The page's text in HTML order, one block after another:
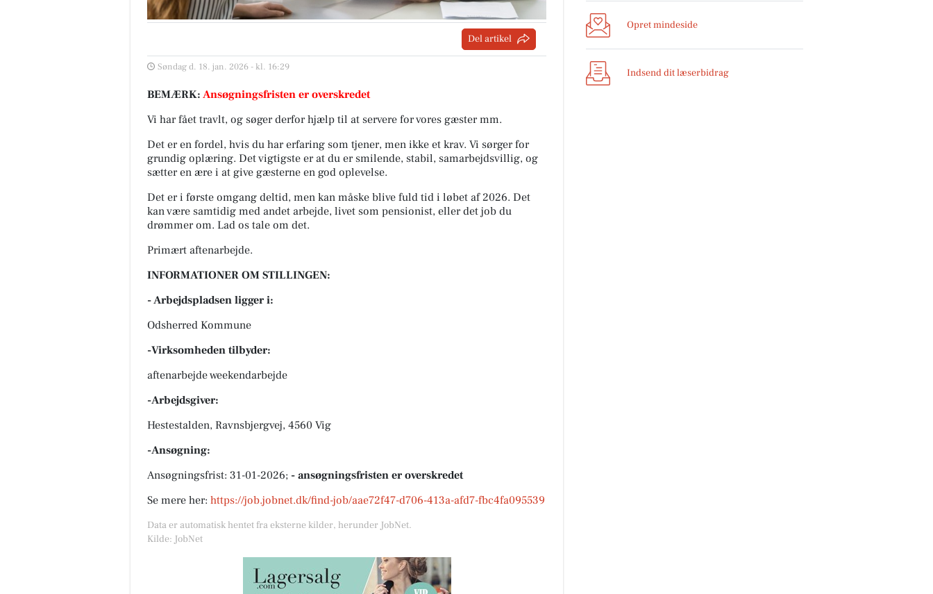
Del artikel
Søndag d. 18. jan. 2026 - kl. 16:29
BEMÆRK: Ansøgningsfristen er overskredet
Vi har fået travlt, og søger derfor hjælp til at servere for vores gæster mm.
Det er en fordel, hvis du har erfaring som tjener, men ikke et krav. Vi sørger for
grundig oplæring. Det vigtigste er at du er smilende, stabil, samarbejdsvillig, og
sætter en ære i at give gæsterne en god oplevelse.
Det er i første omgang deltid, men kan måske blive fuld tid i løbet af 2026. Det
kan være samtidig med andet arbejde, livet som pensionist, eller det job du
drømmer om. Lad os tale om det.
Primært aftenarbejde.
INFORMATIONER OM STILLINGEN:
- Arbejdspladsen ligger i:
Odsherred Kommune
-Virksomheden tilbyder:
aftenarbejde weekendarbejde
-Arbejdsgiver:
Hestestalden, Ravnsbjergvej, 4560 Vig
-Ansøgning:
Ansøgningsfrist: 31-01-2026; - ansøgningsfristen er overskredet
Se mere her: https://job.jobnet.dk/find-job/aae72f47-d706-413a-afd7-fbc4fa095539
Data er automatisk hentet fra eksterne kilder, herunder JobNet.
Kilde: JobNet
Opret mindeside
Indsend dit læserbidrag